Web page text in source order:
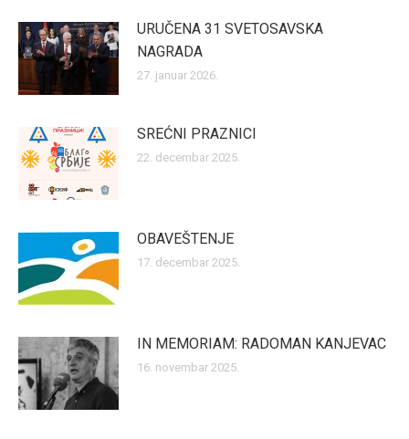
URUČENA 31 SVETOSAVSKA
NAGRADA
27. januar 2026.
SREĆNI PRAZNICI
22. decembar 2025.
OBAVEŠTENJE
17. decembar 2025.
IN MEMORIAM: RADOMAN KANJEVAC
16. novembar 2025.